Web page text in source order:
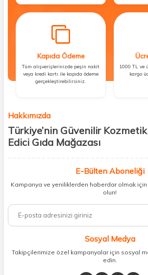
Kapıda Ödeme
Tüm alışverişlerinizde peşin nakit
veya kredi kartı ile kapıda ödeme
gerçekleştirebilirsiniz.
1000 TL ve
kargo
Hakkımızda
Türkiye’nin Güvenilir
Edici Gıda Mağazası
kişisel bakım hem de takviye edici gıda ürünlerini
buluşturuyoruz. Artık mağaza mağaza
ihtiyacınız olan her şeyi tek bir çatı altında
%100 orijinal kozmetik ve sağlık ürünleriyle
vücudunuzu desteklemek için güvenilir takviye
minerallere kadar binlerce ürünü uygun fiyat ve
sunuyoruz.
E-Bülten Aboneliği
Kampanya ve yeniliklerden haberdar olmak
olun!
Sosyal Medya
Takipçilerimize özel kampanyalar için sosyal
edin.